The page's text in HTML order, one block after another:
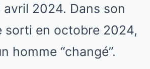
avril 2024. Dans son
sorti en octobre 2024,
homme “changé”.